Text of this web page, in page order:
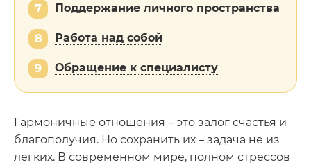
7 Поддержание личного пространства
8 Работа над собой
9 Обращение к специалисту
Гармоничные отношения – это залог счастья и
благополучия. Но сохранить их – задача не из
легких. В современном мире, полном стрессов